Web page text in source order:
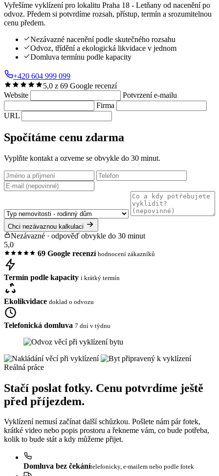
Vyřešíme vyklízení pro lokalitu Praha 18 - Letňany od nacenění po
odvoz. Předem si potvrdíme rozsah, přístup, termín a srozumitelnou
cenu předem.
Nezávazné nacenění podle skutečného rozsahu
Odvoz, třídění a ekologická likvidace v jednom
Domluva termínu podle kapacity
+420 604 999 099
5,0 z 69 Google recenzí
Website
Potvrzení e-mailu
Firma
URL
Spočítáme cenu zdarma
Vyplňte kontakt a ozveme se obvykle do 30 minut.
Chci nezávaznou kalkulaci
Nezávazné · odpověď obvykle do 30 minut
5,0
69 Google recenzí hodnocení zákazníků
Termín podle kapacity i krátký termín
Ekolikvidace doklad o odvozu
Telefonická domluva 7 dní v týdnu
Reálná práce
Stačí poslat fotky. Cenu potvrdíme ještě
před příjezdem.
Vyklízení nemusí začínat další schůzkou. Pošlete nám pár fotek,
krátké video nebo popis prostoru a řekneme vám, co bude potřeba,
kolik to bude stát a kdy můžeme přijet.
Domluva bez čekánítelefonicky, e-mailem nebo podle fotek